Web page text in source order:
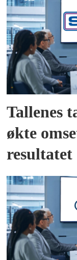
Tallenes
økte
resultatet